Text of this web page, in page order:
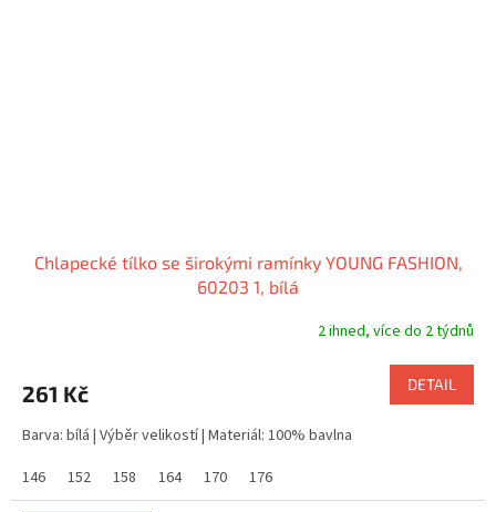
Chlapecké tílko se širokými ramínky YOUNG FASHION,
60203 1, bílá
2 ihned, více do 2 týdnů
261 Kč DETAIL
Barva: bílá | Výběr velikostí | Materiál: 100% bavlna
146
152 158 164 170 176